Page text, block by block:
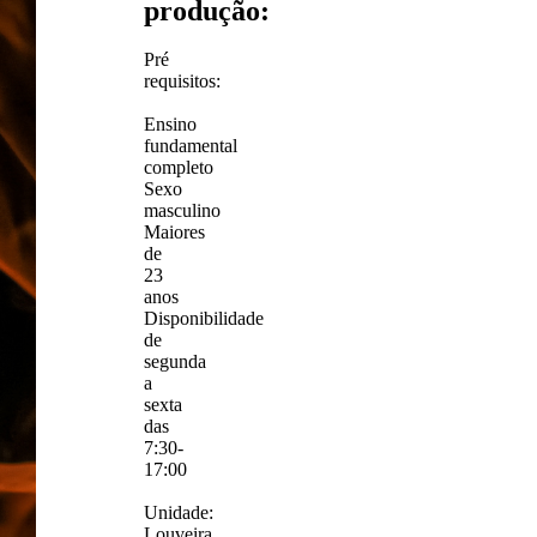
produção:
Pré
requisitos:
Ensino
fundamental
completo
Sexo
masculino
Maiores
de
23
anos
Disponibilidade
de
segunda
a
sexta
das
7:30-
17:00
Unidade: